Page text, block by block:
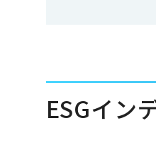
ESGイン